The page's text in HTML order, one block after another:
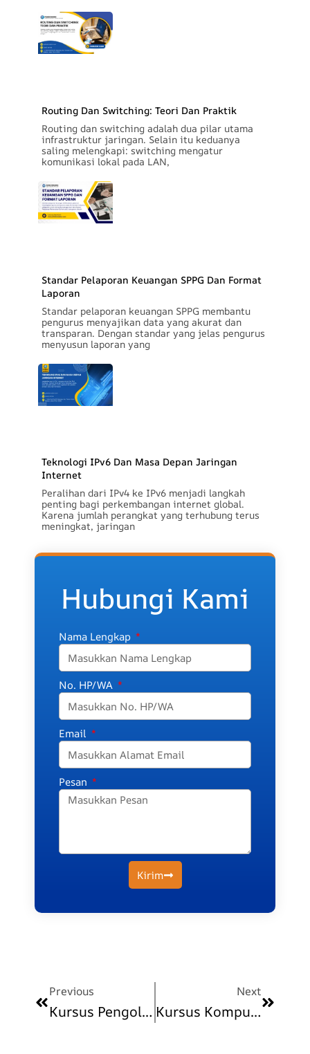
Routing Dan Switching: Teori Dan Praktik
Routing dan switching adalah dua pilar utama
infrastruktur jaringan. Selain itu keduanya
saling melengkapi: switching mengatur
komunikasi lokal pada LAN,
Standar Pelaporan Keuangan SPPG Dan Format
Laporan
Standar pelaporan keuangan SPPG membantu
pengurus menyajikan data yang akurat dan
transparan. Dengan standar yang jelas pengurus
menyusun laporan yang
Teknologi IPv6 Dan Masa Depan Jaringan
Internet
Peralihan dari IPv4 ke IPv6 menjadi langkah
penting bagi perkembangan internet global.
Karena jumlah perangkat yang terhubung terus
meningkat, jaringan
Hubungi Kami
Nama Lengkap
No. HP/WA
Email
Pesan
Kirim
Prev
Previous
Kursus Pengolahan Data Dan Pelaporan Untuk Lingkup CPNS
Next
Kursus Komputer Terapan Untuk Administrasi Pemerintahan CPNS
Next